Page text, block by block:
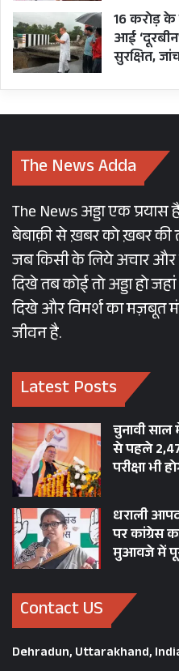
16 करोड़ के
आई
सुरक्षित,
The News Adda
The News अड्डा एक प्रयास
बेबाक़ी से ख़बर को ख़बर
जब किसी के लिये अचार और
दिखे तब कोई तो अड्डा हो
दिखे और विमर्श का मज़बूत
जीवन है.
Latest Posts
चुनावी साल
से पहले
परीक्षा भी
धराली
पर कांग्रेस
मुआवजे में
Contact US
Dehradun, Uttarakhand,